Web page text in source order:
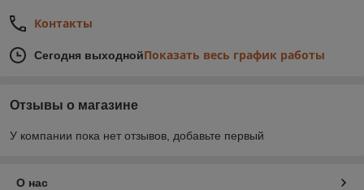
Контакты
Сегодня выходнойПоказать весь график работы
Отзывы о магазине
У компании пока нет отзывов, добавьте первый
О нас